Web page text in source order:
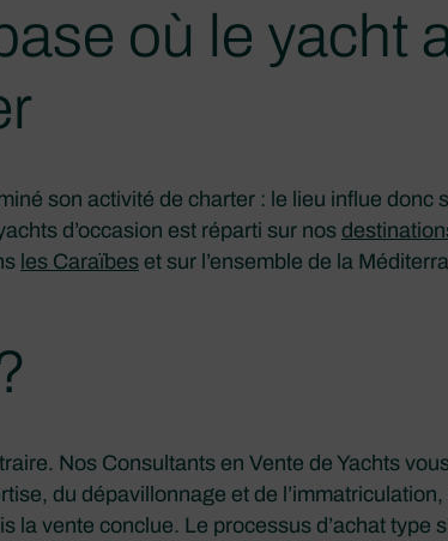
où le yacht
son activité de charter : le lieu influe donc
d’occasion est réparti sur nos
les Caraïbes et sur l’ensemble de la
Nos Consultants en Vente de Yachts
du dépavillonnage et de l’immatriculation,
vente conclue. Le processus d’achat type